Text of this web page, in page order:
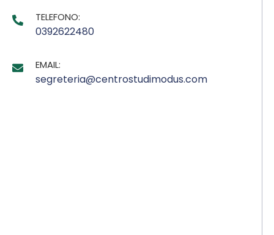
TELEFONO:
0392622480
EMAIL:
segreteria@centrostudimodus.com